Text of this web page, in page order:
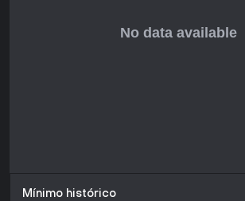
Mínimo histórico